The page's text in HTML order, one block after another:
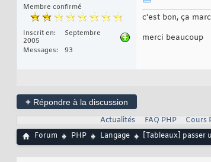
Membre confirmé
Inscrit en
Septembre
2005
Messages
93
c'est bon, ça
merci beaucoup
+ Répondre à la discussion
Actualités FAQ PHP Cours
Forum
PHP Langage [Tableaux] passer